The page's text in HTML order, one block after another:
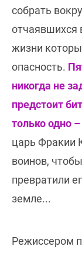
собрать
отчаявшихся
жизни
опасность.
никогда не
предстоит
только одно
царь Фракии
воинов,
превратили
земле...
Режиссером